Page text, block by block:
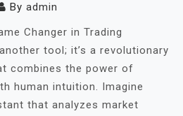
By admin
Changer in Trading
tool; it’s a revolutionary
combines the power of
human intuition. Imagine
that analyzes market